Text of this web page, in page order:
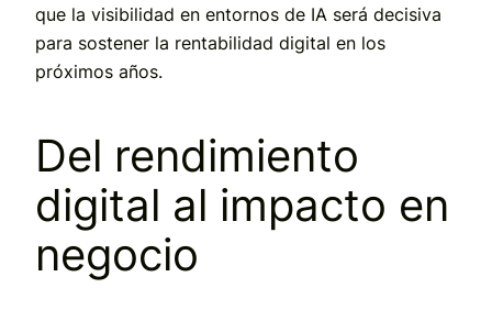
que la visibilidad en entornos de IA será decisiva
para sostener la rentabilidad digital en los
próximos años.
Del rendimiento
digital al impacto en
negocio